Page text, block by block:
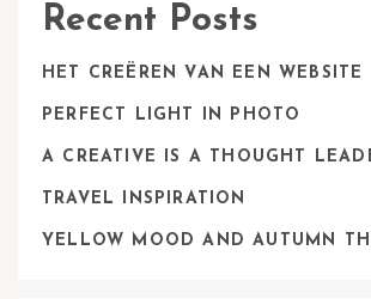
Recent Posts
HET CREËREN VAN EEN WEBSITE
PERFECT LIGHT IN PHOTO
A CREATIVE IS A THOUGHT
TRAVEL INSPIRATION
YELLOW MOOD AND AUTUMN